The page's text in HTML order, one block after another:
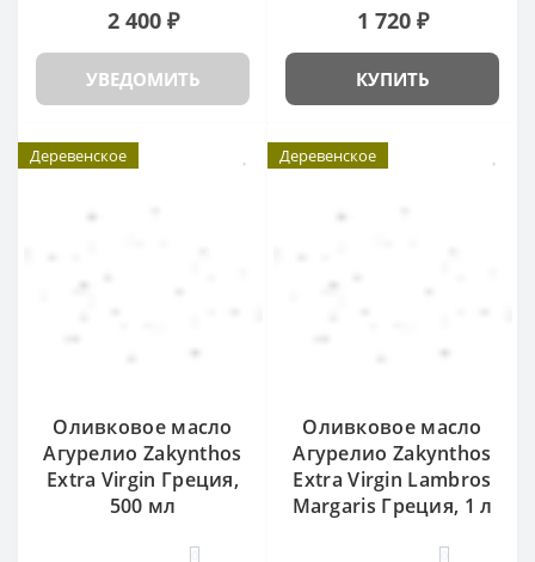
2 400 ₽
УВЕДОМИТЬ
1 720 ₽
КУПИТЬ
Деревенское
Оливковое масло
Агурелио Zakynthos
Extra Virgin Греция,
500 мл
Деревенское
Оливковое масло
Агурелио Zakynthos
Extra Virgin Lambros
Margaris Греция, 1 л